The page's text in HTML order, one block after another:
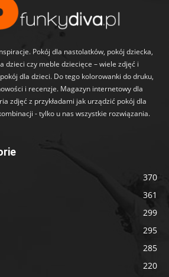
Pokój dla nastolatków, pokój dziecka,
dzieci czy meble dziecięce – wiele zdjęć i
dla dzieci. Do tego kolorowanki do druku,
i recenzje. Magazyn internetowy dla
zdjęć z przykładami jak urządzić pokój dla
- tylko u nas wszystkie rozwiązania.
370
361
299
295
285
220